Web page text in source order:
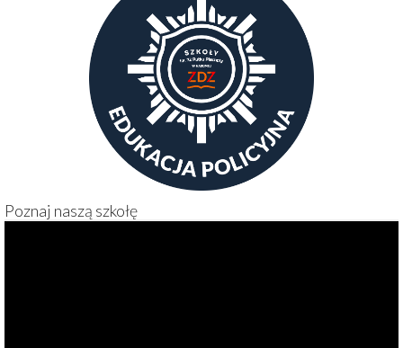
Poznaj naszą szkołę